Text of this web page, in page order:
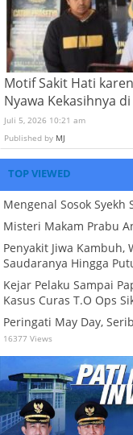
Motif Sakit Hati
Nyawa Kekasihnya
Juli 5, 2026 10:21 am
Published by MJ
TOP VIEWED
Mengenal Sosok Syekh
Misteri Makam Prabu
Penyakit Jiwa Kambuh,
Saudaranya Hingga
Kejar Pelaku Sampai
Kasus Curas T.O Ops
Peringati May Day,
16377 Views